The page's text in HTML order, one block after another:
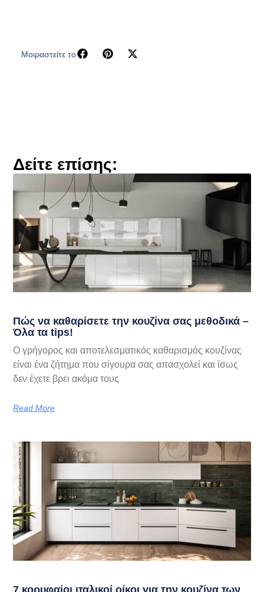
Μοιραστείτε το
Δείτε επίσης:
Πώς να καθαρίσετε την κουζίνα σας μεθοδικά –
Όλα τα tips!
Ο γρήγορος και αποτελεσματικός καθαρισμός κουζίνας
είναι ένα ζήτημα που σίγουρα σας απασχολεί και ίσως
δεν έχετε βρει ακόμα τους
Read More